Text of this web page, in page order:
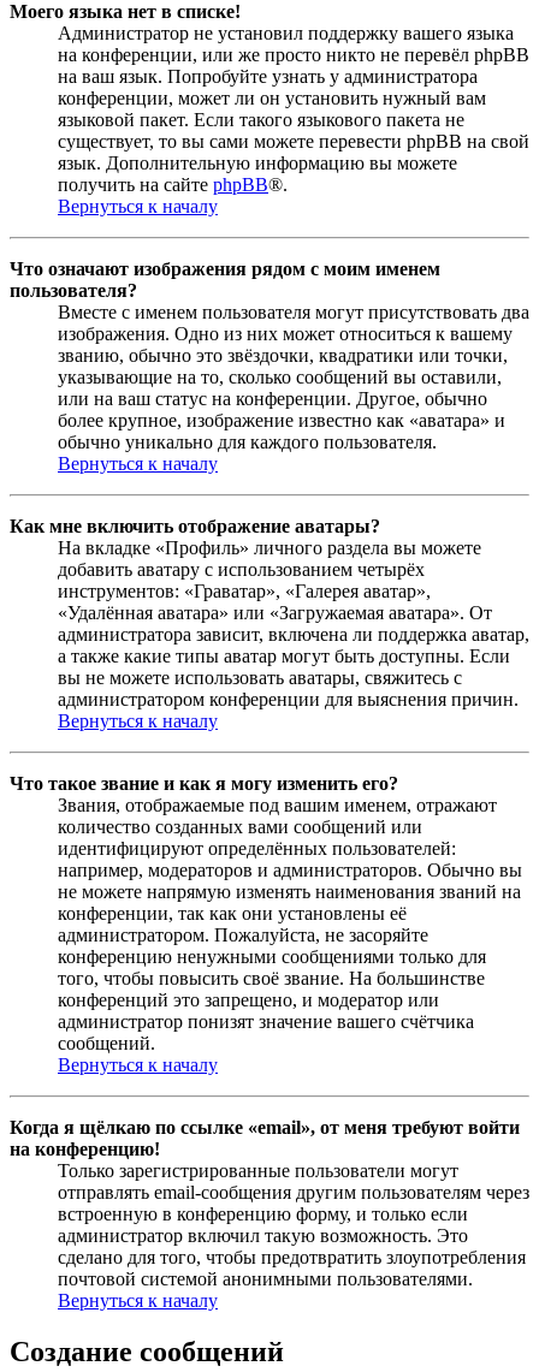
Моего языка нет в списке!
Администратор не установил поддержку вашего языка
на конференции, или же просто никто не перевёл phpBB
на ваш язык. Попробуйте узнать у администратора
конференции, может ли он установить нужный вам
языковой пакет. Если такого языкового пакета не
существует, то вы сами можете перевести phpBB на свой
язык. Дополнительную информацию вы можете
получить на сайте phpBB®.
Вернуться к началу
Что означают изображения рядом с моим именем
пользователя?
Вместе с именем пользователя могут присутствовать два
изображения. Одно из них может относиться к вашему
званию, обычно это звёздочки, квадратики или точки,
указывающие на то, сколько сообщений вы оставили,
или на ваш статус на конференции. Другое, обычно
более крупное, изображение известно как «аватара» и
обычно уникально для каждого пользователя.
Вернуться к началу
Как мне включить отображение аватары?
На вкладке «Профиль» личного раздела вы можете
добавить аватару с использованием четырёх
инструментов: «Граватар», «Галерея аватар»,
«Удалённая аватара» или «Загружаемая аватара». От
администратора зависит, включена ли поддержка аватар,
а также какие типы аватар могут быть доступны. Если
вы не можете использовать аватары, свяжитесь с
администратором конференции для выяснения причин.
Вернуться к началу
Что такое звание и как я могу изменить его?
Звания, отображаемые под вашим именем, отражают
количество созданных вами сообщений или
идентифицируют определённых пользователей:
например, модераторов и администраторов. Обычно вы
не можете напрямую изменять наименования званий на
конференции, так как они установлены её
администратором. Пожалуйста, не засоряйте
конференцию ненужными сообщениями только для
того, чтобы повысить своё звание. На большинстве
конференций это запрещено, и модератор или
администратор понизят значение вашего счётчика
сообщений.
Вернуться к началу
Когда я щёлкаю по ссылке «email», от меня требуют войти
на конференцию!
Только зарегистрированные пользователи могут
отправлять email-сообщения другим пользователям через
встроенную в конференцию форму, и только если
администратор включил такую возможность. Это
сделано для того, чтобы предотвратить злоупотребления
почтовой системой анонимными пользователями.
Вернуться к началу
Создание сообщений